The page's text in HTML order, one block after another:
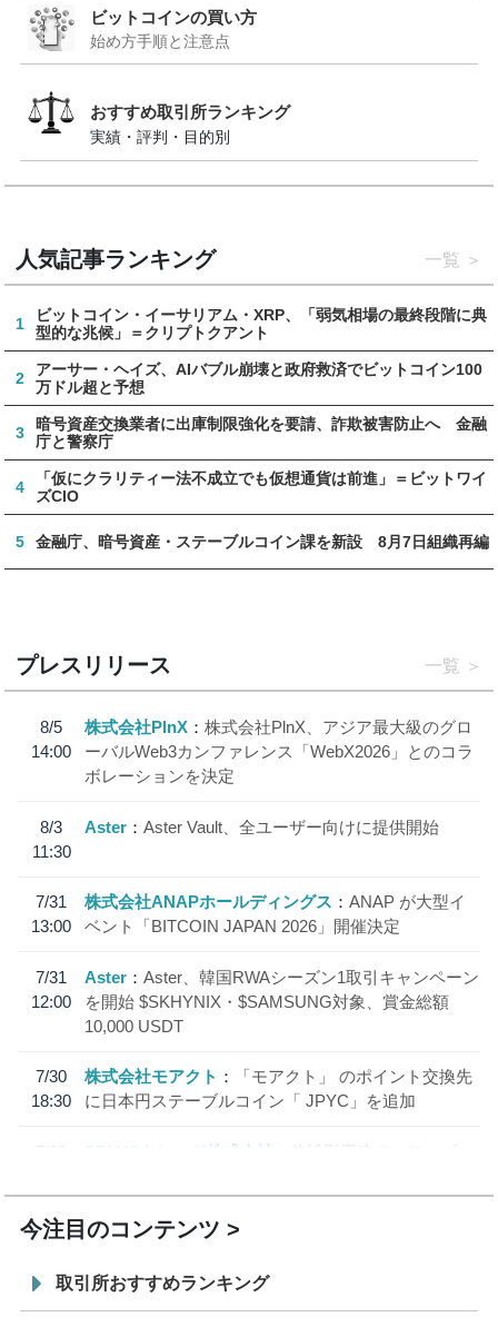
ビットコインの買い方
始め方手順と注意点
おすすめ取引所ランキング
実績・評判・目的別
人気記事ランキング 一覧
1
ビットコイン・イーサリアム・XRP、「弱気相場の最終段階に典
型的な兆候」＝クリプトクアント
2
アーサー・ヘイズ、AIバブル崩壊と政府救済でビットコイン100
万ドル超と予想
3
暗号資産交換業者に出庫制限強化を要請、詐欺被害防止へ 金融
庁と警察庁
4
「仮にクラリティー法不成立でも仮想通貨は前進」＝ビットワイ
ズCIO
5 金融庁、暗号資産・ステーブルコイン課を新設 8月7日組織再編
プレスリリース 一覧
8/5
14:00
株式会社PlnX
株式会社PlnX、アジア最大級のグロ
ーバルWeb3カンファレンス「WebX2026」とのコラ
ボレーションを決定
8/3
11:30
Aster Aster Vault、全ユーザー向けに提供開始
7/31
13:00
株式会社ANAPホールディングス
ANAP が大型イ
ベント「BITCOIN JAPAN 2026」開催決定
7/31
12:00
Aster
Aster、韓国RWAシーズン1取引キャンペーン
を開始 $SKHYNIX・$SAMSUNG対象、賞金総額
10,000 USDT
7/30
18:30
株式会社モアクト
「モアクト」 のポイント交換先
に日本円ステーブルコイン「 JPYC」を追加
7/29
SBI VCトレード株式会社
信託型円建てステーブル
今注目のコンテンツ
取引所おすすめランキング